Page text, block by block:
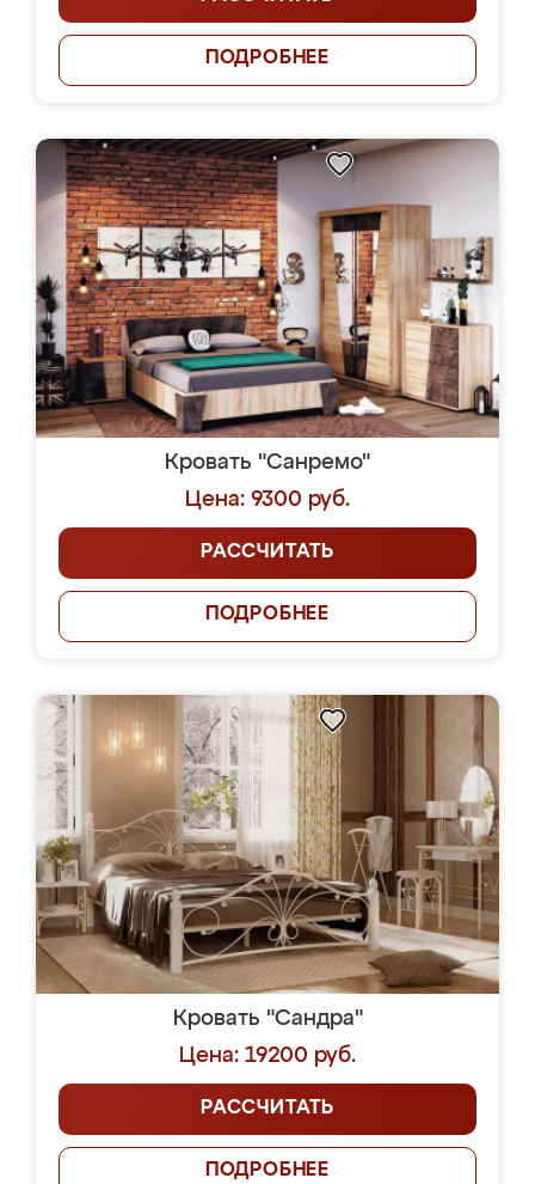
ПОДРОБНЕЕ
Кровать "Санремо"
Цена: 9300 руб.
РАССЧИТАТЬ
ПОДРОБНЕЕ
Кровать "Сандра"
Цена: 19200 руб.
РАССЧИТАТЬ
ПОДРОБНЕЕ